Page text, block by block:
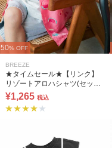
50% OFF
BREEZE
★タイムセール★【リンク】
リゾートアロハシャツ(セット
アップ可)
¥1,265 税込